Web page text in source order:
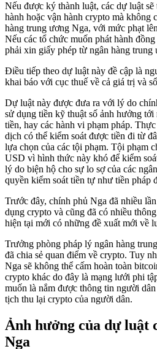
Nếu được ký thành luật, các dự luật
hành hoặc vận hành crypto mà không
hàng trung ương Nga, với mức phạt
Nếu các tổ chức muốn phát hành
phải xin giấy phép từ ngân hàng trung
Điều tiếp theo dự luật này đề cập là
khai báo với cục thuế về cả giá trị và
Dự luật này được đưa ra với lý do
sử dụng tiền kỹ thuật số ảnh hưởng
tiền, hay các hành vi phạm pháp.
dịch có thể kiểm soát được tiền đi từ
lựa chọn của các tội phạm. Tội phạm
USD vì hình thức này khó để kiểm
lý do biện hộ cho sự lo sợ của các
quyền kiểm soát tiền tự như tiền pháp
Trước đây, chính phủ Nga đã nhiều
dụng crypto và cũng đã có nhiều
hiện tại mới có những đề xuất mới về
Trưởng phòng pháp lý ngân hàng
đã chia sẻ quan điểm về crypto. Tuy
Nga sẽ không thể cấm hoàn toàn
crypto khác do đây là mạng lưới phi
muốn là nắm được thông tin người
tịch thu lại crypto của người dân.
Ảnh hưởng của dự luật
Nga